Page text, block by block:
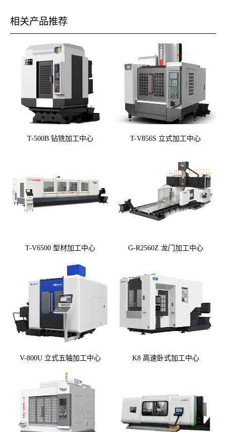
相关产品推荐
T-500B 钻铣加工中心 T-V856S 立式加工中心
T-V6500 型材加工中心 G-R2560Z 龙门加工中心
V-800U 立式五轴加工中心 K8 高速卧式加工中心